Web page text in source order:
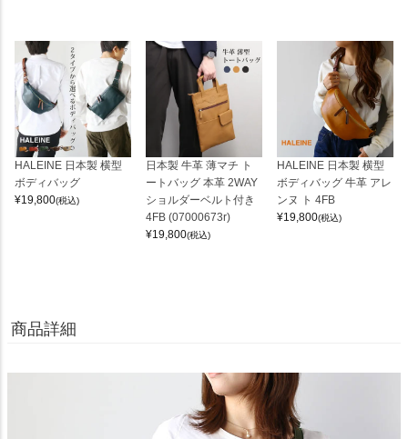
HALEINE 日本製 横型
ボディバッグ
¥19,800(税込)
日本製 牛革 薄マチ ト
ートバッグ 本革 2WAY
ショルダーベルト付き
4FB (07000673r)
¥19,800(税込)
HALEINE 日本製 横型
ボディバッグ 牛革 アレ
ンヌ ト 4FB
¥19,800(税込)
商品詳細